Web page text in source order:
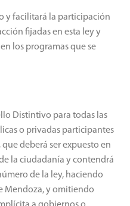
y facilitará la participación
fijadas en esta ley y
los programas que se
Distintivo para todas las
o privadas participantes
que deberá ser expuesto en
la ciudadanía y contendrá
de la ley, haciendo
Mendoza, y omitiendo